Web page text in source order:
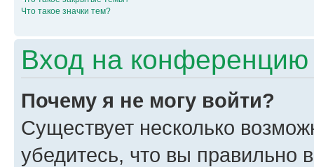
Что такое значки тем?
Вход на конференцию
Почему я не могу войти?
Существует несколько
убедитесь, что вы правильно